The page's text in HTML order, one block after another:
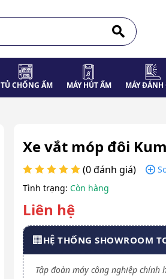
TỦ CHỐNG ẨM MÁY HÚT ẨM MÁY ĐÁNH
Xe vắt móp đôi
(0 đánh giá)
Tình trạng: Còn hàng
Liên hệ
🏢HỆ THỐNG SHOWROOM
Tập đoàn máy công nghiệp